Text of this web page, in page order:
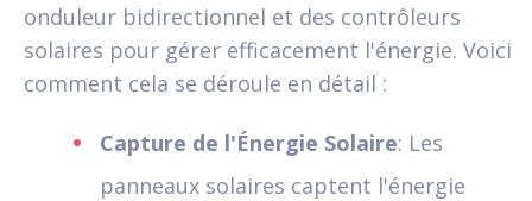
onduleur bidirectionnel et des contrôleurs
solaires pour gérer efficacement l'énergie. Voici
comment cela se déroule en détail :
Capture de l'Énergie Solaire: Les
panneaux solaires captent l'énergie